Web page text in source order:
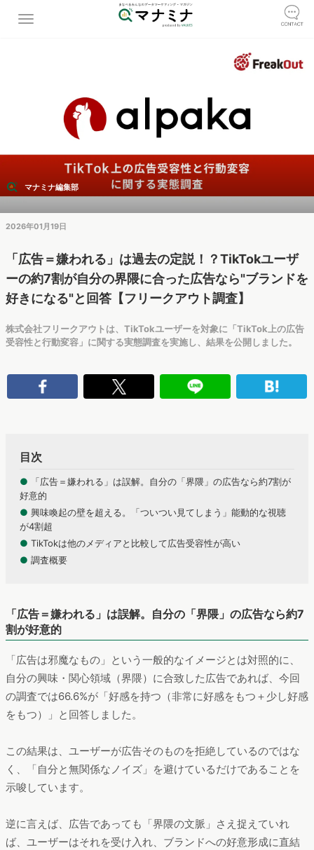
マナミナ編集部
2026年01月19日
「広告＝嫌われる」は過去の定説！？TikTokユーザ
ーの約7割が自分の界隈に合った広告なら"ブランドを
好きになる"と回答【フリークアウト調査】
株式会社フリークアウトは、TikTokユーザーを対象に「TikTok上の広告
受容性と行動変容」に関する実態調査を実施し、結果を公開しました。
目次
● 「広告＝嫌われる」は誤解。自分の「界隈」の広告なら約7割が
好意的
● 興味喚起の壁を超える。「ついつい見てしまう」能動的な視聴
が4割超
● TikTokは他のメディアと比較して広告受容性が高い
● 調査概要
「広告＝嫌われる」は誤解。自分の「界隈」の広告なら約7
割が好意的
「広告は邪魔なもの」という一般的なイメージとは対照的に、
自分の興味・関心領域（界隈）に合致した広告であれば、今回
の調査では66.6%が「好感を持つ（非常に好感をもつ＋少し好感
をもつ）」と回答しました。
この結果は、ユーザーが広告そのものを拒絶しているのではな
く、「自分と無関係なノイズ」を避けているだけであることを
示唆しています。
逆に言えば、広告であっても「界隈の文脈」さえ捉えていれ
ば、ユーザーはそれを受け入れ、ブランドへの好意形成に直結